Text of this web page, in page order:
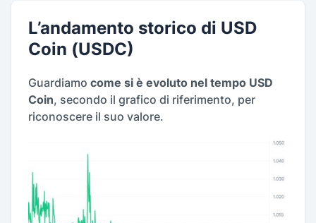
L’andamento storico di USD
Coin (USDC)
Guardiamo come si è evoluto nel tempo USD
Coin, secondo il grafico di riferimento, per
riconoscere il suo valore.